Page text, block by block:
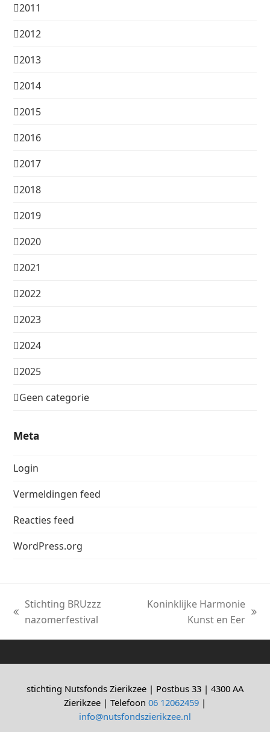
2011
2012
2013
2014
2015
2016
2017
2018
2019
2020
2021
2022
2023
2024
2025
Geen categorie
Meta
Login
Vermeldingen feed
Reacties feed
WordPress.org
previous
Stichting BRUzzz
nazomerfestival
Koninklijke Harmonie
Kunst en Eer
stichting Nutsfonds Zierikzee | Postbus 33 | 4300 AA
Zierikzee | Telefoon 06 12062459 |
info@nutsfondszierikzee.nl